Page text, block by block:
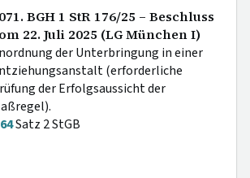
BGH 1 StR 176/25 – Beschluss
22. Juli 2025 (LG München I)
der Unterbringung in einer
(erforderliche
der Erfolgsaussicht der
64Satz 2 StGB